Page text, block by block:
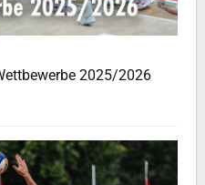
2025/2026